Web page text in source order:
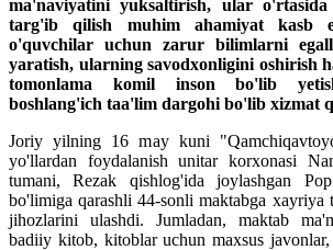
ma'naviyatini yuksaltirish, ular
targ'ib qilish muhim ahamiyat kasb
o'quvchilar uchun zarur bilimlarni
yaratish, ularning savodxonligini oshirish
tomonlama komil inson bo'lib
boshlang'ich taa'lim dargohi bo'lib xizmat
Joriy yilning 16 may kuni
yo'llardan foydalanish unitar korxonasi
tumani, Rezak qishlog'ida joylashgan
bo'limiga qarashli 44-sonli maktabga xayriya
jihozlarini ulashdi. Jumladan, maktab
badiiy kitob, kitoblar uchun maxsus